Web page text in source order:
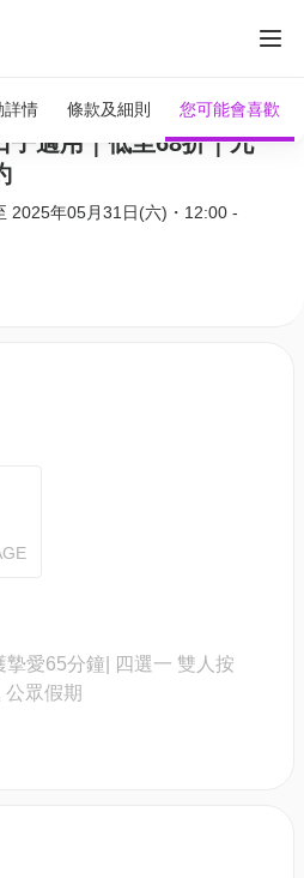
詳情 條款及細則 您可能會喜歡
- 按摩體驗｜獨家呵護
子適用｜低至68折｜九
2025年05月31日(六) ・ 12:00 -
愛65分鐘| 四選一 雙人按
公眾假期